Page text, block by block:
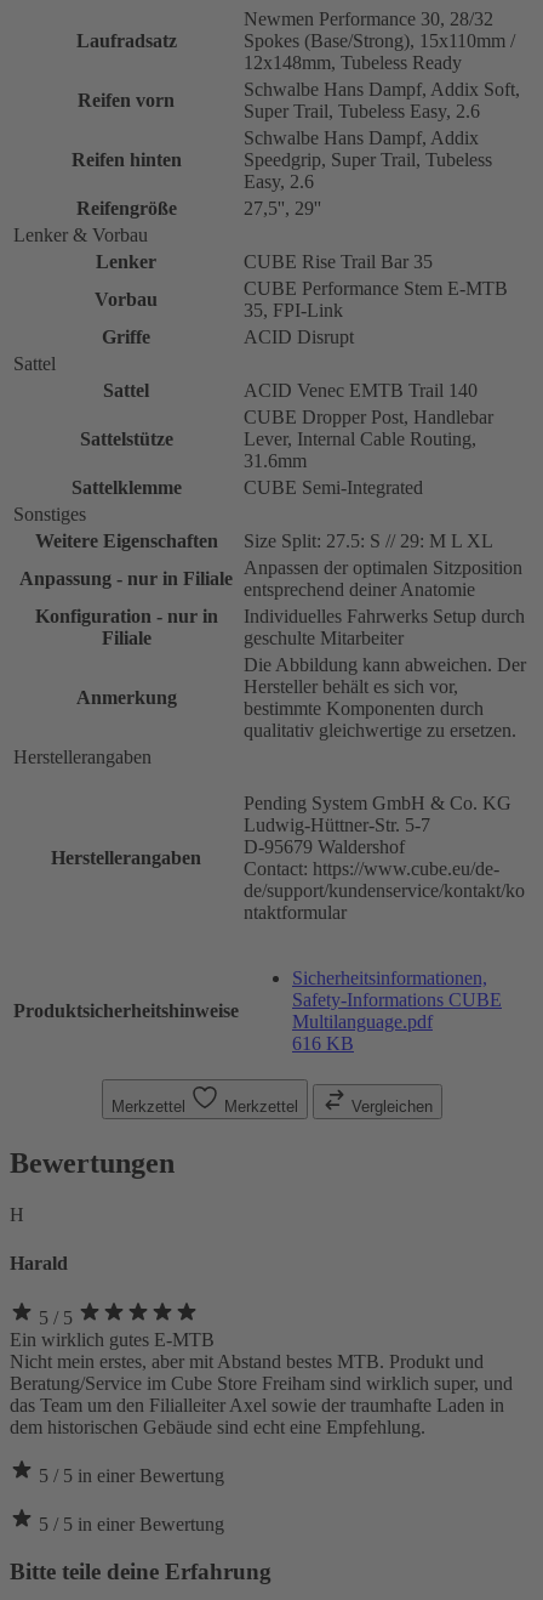
Laufradsatz
Newmen Performance 30, 28/32
Spokes (Base/Strong), 15x110mm /
12x148mm, Tubeless Ready
Reifen vorn
Schwalbe Hans Dampf, Addix Soft,
Super Trail, Tubeless Easy, 2.6
Reifen hinten
Schwalbe Hans Dampf, Addix
Speedgrip, Super Trail, Tubeless
Easy, 2.6
Reifengröße
27,5'', 29''
Lenker & Vorbau
Lenker
CUBE Rise Trail Bar 35
Vorbau
CUBE Performance Stem E-MTB
35, FPI-Link
Griffe
ACID Disrupt
Sattel
Sattel
ACID Venec EMTB Trail 140
Sattelstütze
CUBE Dropper Post, Handlebar
Lever, Internal Cable Routing,
31.6mm
Sattelklemme
CUBE Semi-Integrated
Sonstiges
Weitere Eigenschaften
Size Split: 27.5: S // 29: M L XL
Anpassung - nur in Filiale
Anpassen der optimalen Sitzposition
entsprechend deiner Anatomie
Konfiguration - nur in
Filiale
Individuelles Fahrwerks Setup durch
geschulte Mitarbeiter
Anmerkung
Die Abbildung kann abweichen. Der
Hersteller behält es sich vor,
bestimmte Komponenten durch
qualitativ gleichwertige zu ersetzen.
Herstellerangaben
Herstellerangaben
Pending System GmbH & Co. KG
Ludwig-Hüttner-Str. 5-7
D-95679 Waldershof
Contact: https://www.cube.eu/de-
de/support/kundenservice/kontakt/ko
ntaktformular
Produktsicherheitshinweise
Sicherheitsinformationen,
Safety-Informations CUBE
Multilanguage.pdf
616 KB
Merkzettel Merkzettel Vergleichen
Bewertungen
H
Harald
5 / 5
Ein wirklich gutes E-MTB
Nicht mein erstes, aber mit Abstand bestes MTB. Produkt und
Beratung/Service im Cube Store Freiham sind wirklich super, und
das Team um den Filialleiter Axel sowie der traumhafte Laden in
dem historischen Gebäude sind echt eine Empfehlung.
5 / 5 in einer Bewertung
5 / 5 in einer Bewertung
Bitte teile deine Erfahrung